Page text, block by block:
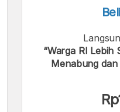
“Warga RI Lebih
Menabung dan